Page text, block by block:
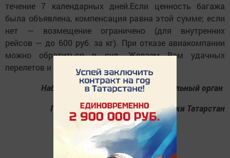
течение 7 календарных дней.Если ценность багажа
была объявлена, компенсация равна этой сумме; если
нет — возмещение ограничено (для внутренних
рейсов — до 600 руб. за кг). При отказе авиакомпании
можно обратиться в суд. Желаем Вам удачных
перелетов и сохранности багажа»
Набережночелнинский территориальный орган
Госалкогольинспекции Республики Татарстан